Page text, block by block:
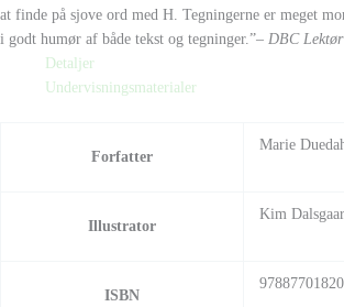
at finde på sjove ord med H. Tegningerne er meget
i godt humør af både tekst og tegninger.”– DBC Lektør
Detaljer
Undervisningsmaterialer
Forfatter
Marie
Illustrator
Kim
ISBN